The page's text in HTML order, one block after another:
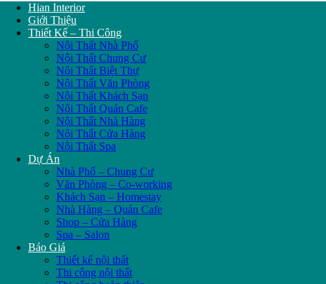
Hian Interior
Giới Thiệu
Thiết Kế – Thi Công
Nội Thất Nhà Phố
Nội Thất Chung Cư
Nội Thất Biệt Thự
Nội Thất Văn Phòng
Nội Thất Khách Sạn
Nội Thất Quán Cafe
Nội Thất Nhà Hàng
Nội Thất Cửa Hàng
Nội Thất Spa
Dự Án
Nhà Phố – Chung Cư
Văn Phòng – Co-working
Khách Sạn – Homestay
Nhà Hàng – Quán Cafe
Shop – Cửa Hàng
Spa – Salon
Báo Giá
Thiết kế nội thất
Thi công nội thất